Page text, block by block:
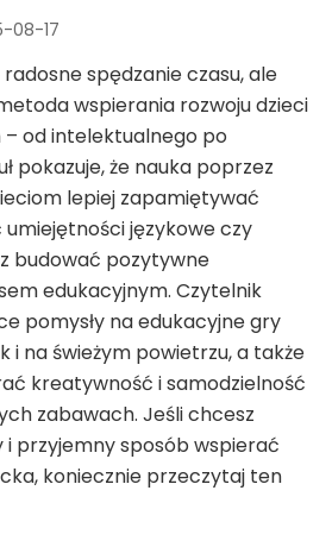
08-17
spędzanie czasu, ale
wspierania rozwoju dzieci
od intelektualnego po
pokazuje, że nauka poprzez
lepiej zapamiętywać
językowe czy
budować pozytywne
edukacyjnym. Czytelnik
pomysły na edukacyjne gry
i na świeżym powietrzu, a także
kreatywność i samodzielność
zabawach. Jeśli chcesz
przyjemny sposób wspierać
koniecznie przeczytaj ten